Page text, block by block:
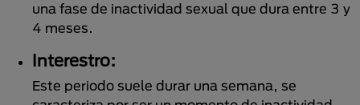
una fase de inactividad sexual que dura entre 3 y
4 meses.
Interestro:
Este periodo suele durar una semana, se